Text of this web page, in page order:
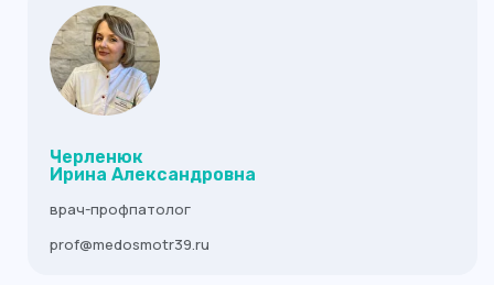
Черленюк
Ирина Александровна
врач-профпатолог
prof@medosmotr39.ru